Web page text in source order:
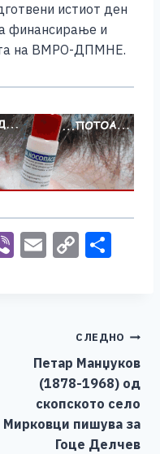
истиот ден
финансирање и
на ВМРО-ДПМНЕ.
Vi E C
Li
n
k
СЛЕДНО
Петар Манџуков
(1878-1968) од
скопското село
Мирковци пишува за
Гоце Делчев